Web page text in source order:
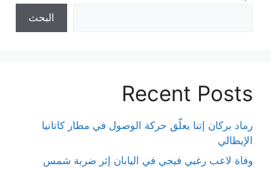
البحث
Recent Posts
رماد بركان إتنا يعلّق حركة الوصول في مطار كاتانيا
الإيطالي
وفاة لاعب رغبي فيجي في اليابان إثر ضربة شمس